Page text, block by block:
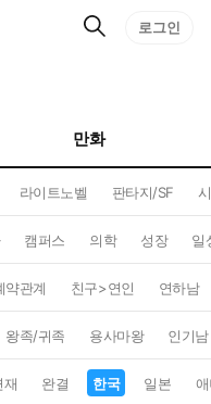
검
로그인
만화
라이트노벨 판타지/SF
캠퍼스 의학 성장 일
약관계 친구>연인 연하남
왕족/귀족 용사마왕 인기남
재 완결 한국 일본